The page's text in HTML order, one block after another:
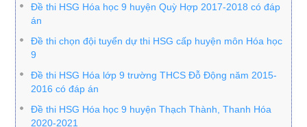
Đề thi HSG Hóa học 9 huyện Quỳ Hợp 2017-2018 có đáp
án
Đề thi chọn đội tuyển dự thi HSG cấp huyện môn Hóa học
9
Đề thi HSG Hóa lớp 9 trường THCS Đỗ Động năm 2015-
2016 có đáp án
Đề thi HSG Hóa học 9 huyện Thạch Thành, Thanh Hóa
2020-2021